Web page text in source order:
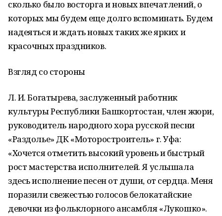
сколько было восторга и новых впечатлений, о
которых мы будем еще долго вспоминать. Будем
надеяться и ждать новых таких же ярких и
красочных праздников.
Взгляд со стороны
Л. И. Богатырева, заслуженный работник
культуры Республики Башкортостан, член жюри,
руководитель народного хора русской песни
«Раздолье» ДК «Моторостроитель» г. Уфа:
«Хочется отметить высокий уровень и быстрый
рост мастерства исполнителей. Я услышала
здесь исполнение песен от души, от сердца. Меня
поразили свежестью голосов белокатайские
девочки из фольклорного ансамбля «Лукошко».